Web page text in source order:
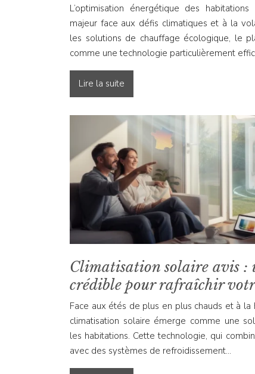
L’optimisation énergétique des
majeur face aux défis climatiques et à la
les solutions de chauffage écologique, le
comme une technologie particulièrement
Lire la suite
Climatisation solaire avis :
crédible pour rafraîchir
Face aux étés de plus en plus chauds et à
climatisation solaire émerge comme une
les habitations. Cette technologie, qui
avec des systèmes de refroidissement…